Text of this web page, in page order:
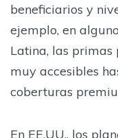
beneficiarios y
ejemplo, en
Latina, las primas
muy accesibles
coberturas
En EE.UU., los